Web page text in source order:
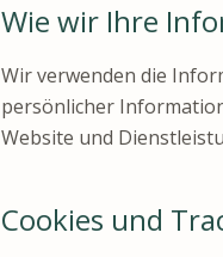
Wie wir Ihre
Wir verwenden die
persönlicher
Website und
Cookies und